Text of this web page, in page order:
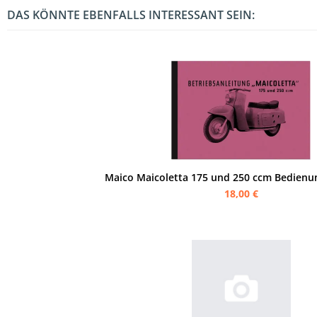
DAS KÖNNTE EBENFALLS INTERESSANT SEIN:
Maico Maicoletta 175 und 250 ccm
18,00 €